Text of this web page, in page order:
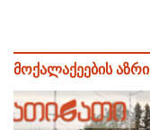
მოქალაქეების აზრი